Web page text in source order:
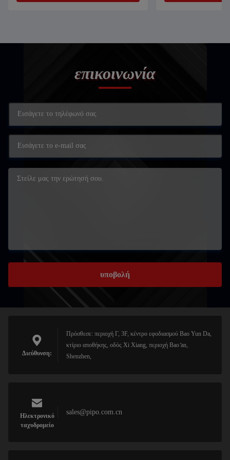
επικοινωνία
υποβολή
Διεύθυνση:
Πρόσθεσε: περιοχή Γ, 3F, κέντρο εφοδιασμού Bao Yun Da,
κτίριο αποθήκης, οδός Xi Xiang, περιοχή Bao ̊an,
Shenzhen,
Ηλεκτρονικό
ταχυδρομείο
sales@pipo.com.cn